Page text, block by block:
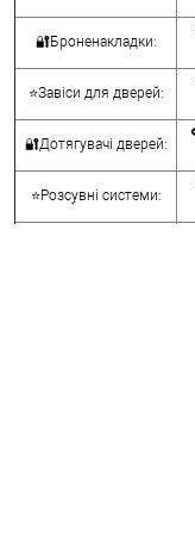
🔐Броненакладки:
⭐Завіси для дверей:
🔐Дотягувачі дверей:
⭐Розсувні системи: